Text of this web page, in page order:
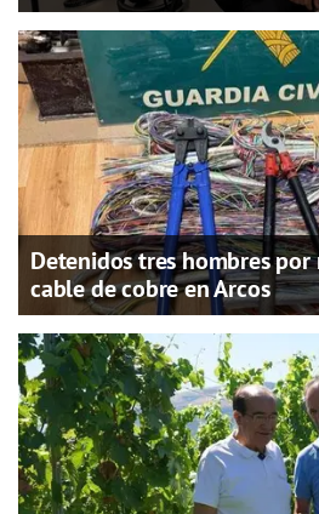
Detenidos tres hombres
cable de cobre en Arcos